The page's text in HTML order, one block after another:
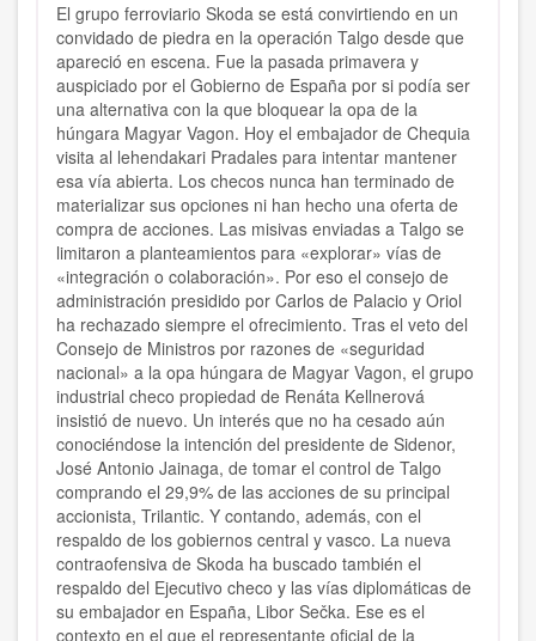
El grupo ferroviario Skoda se está convirtiendo en un
convidado de piedra en la operación Talgo desde que
apareció en escena. Fue la pasada primavera y
auspiciado por el Gobierno de España por si podía ser
una alternativa con la que bloquear la opa de la
húngara Magyar Vagon. Hoy el embajador de Chequia
visita al lehendakari Pradales para intentar mantener
esa vía abierta. Los checos nunca han terminado de
materializar sus opciones ni han hecho una oferta de
compra de acciones. Las misivas enviadas a Talgo se
limitaron a planteamientos para «explorar» vías de
«integración o colaboración». Por eso el consejo de
administración presidido por Carlos de Palacio y Oriol
ha rechazado siempre el ofrecimiento. Tras el veto del
Consejo de Ministros por razones de «seguridad
nacional» a la opa húngara de Magyar Vagon, el grupo
industrial checo propiedad de Renáta Kellnerová
insistió de nuevo. Un interés que no ha cesado aún
conociéndose la intención del presidente de Sidenor,
José Antonio Jainaga, de tomar el control de Talgo
comprando el 29,9% de las acciones de su principal
accionista, Trilantic. Y contando, además, con el
respaldo de los gobiernos central y vasco. La nueva
contraofensiva de Skoda ha buscado también el
respaldo del Ejecutivo checo y las vías diplomáticas de
su embajador en España, Libor Sečka. Ese es el
contexto en el que el representante oficial de la